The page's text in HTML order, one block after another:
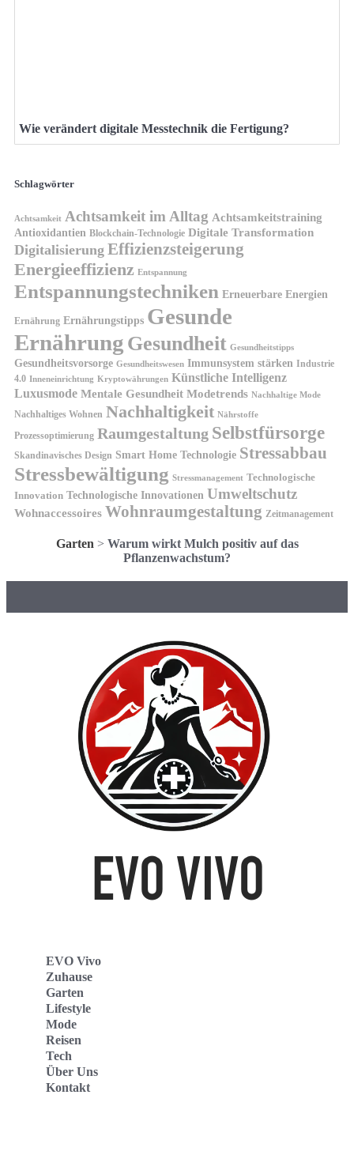
Wie verändert digitale Messtechnik die Fertigung?
Schlagwörter
Achtsamkeit Achtsamkeit im Alltag Achtsamkeitstraining
Antioxidantien Blockchain-Technologie Digitale Transformation
Digitalisierung Effizienzsteigerung
Energieeffizienz Entspannung
Entspannungstechniken Erneuerbare Energien
Ernährung Ernährungstipps Gesunde
Ernährung Gesundheit Gesundheitstipps
Gesundheitsvorsorge Gesundheitswesen Immunsystem stärken Industrie
4.0 Inneneinrichtung Kryptowährungen Künstliche Intelligenz
Luxusmode Mentale Gesundheit Modetrends Nachhaltige Mode
Nachhaltiges Wohnen Nachhaltigkeit Nährstoffe
Prozessoptimierung Raumgestaltung Selbstfürsorge
Skandinavisches Design Smart Home Technologie Stressabbau
Stressbewältigung Stressmanagement Technologische
Innovation Technologische Innovationen Umweltschutz
Wohnaccessoires Wohnraumgestaltung Zeitmanagement
Garten > Warum wirkt Mulch positiv auf das
Pflanzenwachstum?
EVO Vivo
Zuhause
Garten
Lifestyle
Mode
Reisen
Tech
Über Uns
Kontakt